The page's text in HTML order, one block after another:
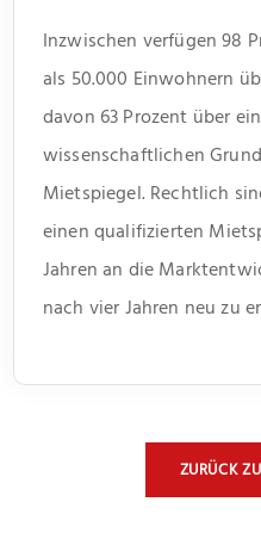
Inzwischen verfügen 98
als 50.000 Einwohnern
davon 63 Prozent über
wissenschaftlichen
Mietspiegel. Rechtlich
einen qualifizierten
Jahren an die
nach vier Jahren neu zu
ZURÜCK